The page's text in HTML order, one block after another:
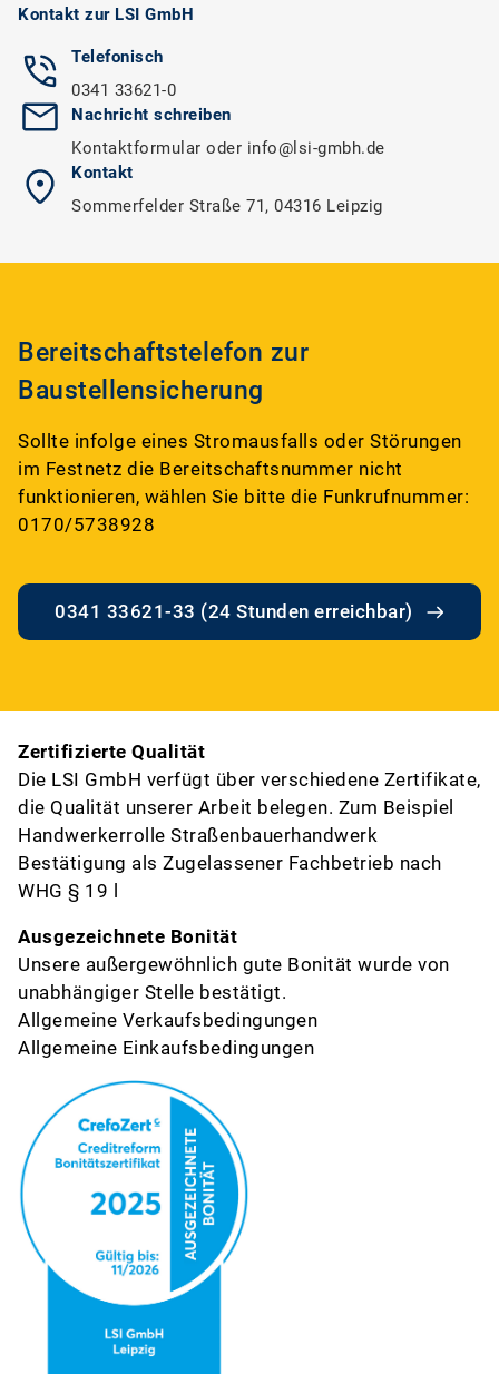
Kontakt zur LSI GmbH
Telefonisch
0341 33621-0
Nachricht schreiben
Kontaktformular oder info@lsi-gmbh.de
Kontakt
Sommerfelder Straße 71, 04316 Leipzig
Bereitschaftstelefon zur
Baustellensicherung
Sollte infolge eines Stromausfalls oder Störungen
im Festnetz die Bereitschaftsnummer nicht
funktionieren, wählen Sie bitte die Funkrufnummer:
0170/5738928
0341 33621-33 (24 Stunden erreichbar)
Zertifizierte Qualität
Die LSI GmbH verfügt über verschiedene Zertifikate,
die Qualität unserer Arbeit belegen. Zum Beispiel
Handwerkerrolle Straßenbauerhandwerk
Bestätigung als Zugelassener Fachbetrieb nach
WHG § 19 l
Ausgezeichnete Bonität
Unsere außer­ge­wöhn­lich gute Bonität wurde von
unabhängiger Stelle bestätigt.
Allgemeine Verkaufsbedingungen
Allgemeine Einkaufsbedingungen